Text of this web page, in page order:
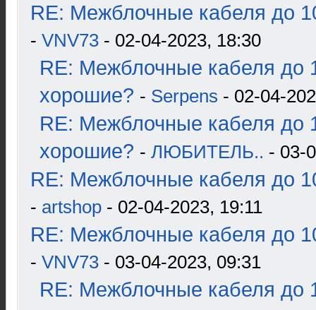
RE: Межблочные кабеля до
- VNV73 - 02-04-2023, 18:30
RE: Межблочные кабеля до
хорошие? - Serpens - 02-04-
RE: Межблочные кабеля до
хорошие? - ЛЮБИТЕЛЬ.. - 03-
RE: Межблочные кабеля до
- artshop - 02-04-2023, 19:11
RE: Межблочные кабеля до
- VNV73 - 03-04-2023, 09:31
RE: Межблочные кабеля до